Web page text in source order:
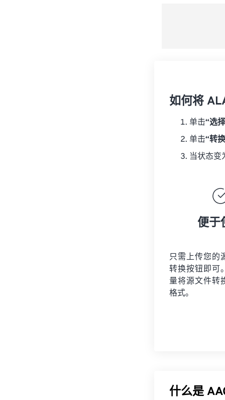
如何将
单击“选
单击“转
当状态变
便于
只需上传您的
转换按钮即可
量将源文件转
格式。
什么是